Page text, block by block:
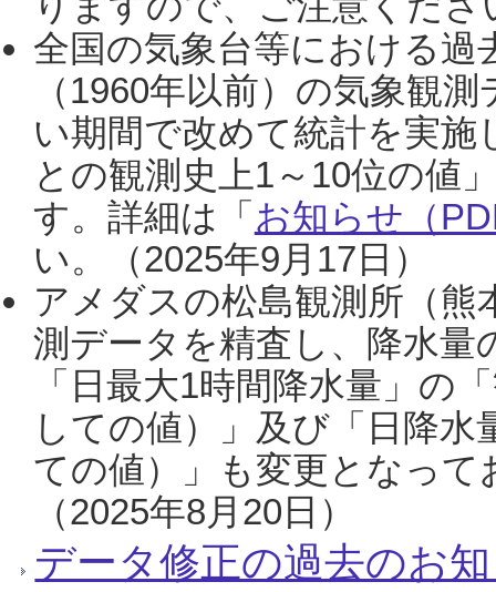
全国の気象台等における過
（1960年以前）の気象観
い期間で改めて統計を実
との観測史上1～10位の値
す。詳細は「 お知らせ（
い。（2025年9月17日）
アメダスの松島観測所（熊
測データを精査し、降水
「日最大1時間降水量」の
しての値）」及び「日降
ての値）」も変更となっ
（2025年8月20日）
データ修正の過去のお